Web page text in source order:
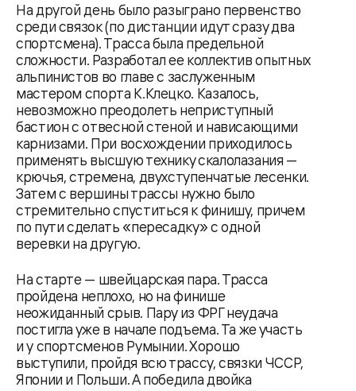
На другой день было разыграно первенство
среди связок (по дистанции идут сразу два
спортсмена). Трасса была предельной
сложности. Разработал ее коллектив опытных
альпинистов во главе с заслуженным
мастером спорта К.Клецко. Казалось,
невозможно преодолеть неприступный
бастион с отвесной стеной и нависающими
карнизами. При восхождении приходилось
применять высшую технику скалолазания —
крючья, стремена, двухступенчатые лесенки.
Затем с вершины трассы нужно было
стремительно спуститься к финишу, причем
по пути сделать «пересадку» с одной
веревки на другую.
На старте — швейцарская пара. Трасса
пройдена неплохо, но на финише
неожиданный срыв. Пару из ФРГ неудача
постигла уже в начале подъема. Та же участь
и у спортсменов Румынии. Хорошо
выступили, пройдя всю трассу, связки ЧССР,
Японии и Польши. А победила двойка